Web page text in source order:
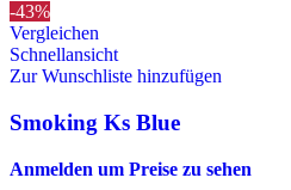
-43%
Vergleichen
Schnellansicht
Zur Wunschliste hinzufügen
Smoking Ks Blue
Anmelden um Preise zu sehen